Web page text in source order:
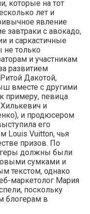
которые на тот
лет и
явление
завтраки с авокадо,
и саркастичные
не только
и участникам.
развитием
Дакотой,
вместе с другими
примеру, певица
и
и продюсером
его
Louis Vuitton, чья
призов. По
должны были
сумками и
текстом, однако
маркетолог Мария
поскольку
блогерам в